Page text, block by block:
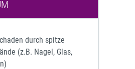
durch spitze
(z.B. Nagel, Glas,